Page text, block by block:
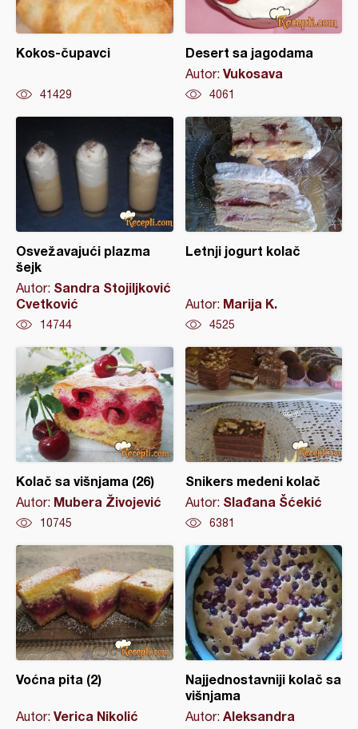
Kokos-čupavci
41429
Desert sa jagodama
Autor: Vukosava
4061
Osvežavajući plazma
šejk
Autor: Sandra Stojiljković
Cvetković
14744
Letnji jogurt kolač
Autor: Marija K.
4525
Kolač sa višnjama (26)
Autor: Mubera Živojević
10745
Snikers medeni kolač
Autor: Slađana Šćekić
6381
Voćna pita (2)
Autor: Verica Nikolić
Najjednostavniji kolač sa
višnjama
Autor: Aleksandra